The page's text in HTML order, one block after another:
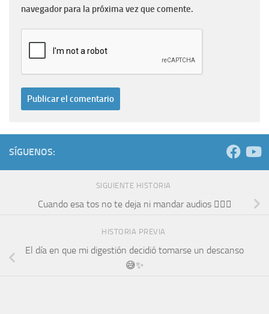
navegador para la próxima vez que comente.
SÍGUENOS:
SIGUIENTE HISTORIA
Cuando esa tos no te deja ni mandar audios 😮‍💨📱
HISTORIA PREVIA
El día en que mi digestión decidió tomarse un descanso
😅✨